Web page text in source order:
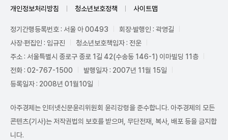
개인정보처리방침 청소년보호정책 사이트맵
정기간행등록번호 : 서울 아 00493
회장·발행인 : 곽영길
사장·편집인 : 임규진
청소년보호책임자 : 전운
주소 : 서울특별시 종로구 종로 1길 42(수송동 146-1) 이마빌딩 11층
전화 : 02-767-1500
발행일자 : 2007년 11월 15일
등록일자 : 2008년 01월10일
아주경제는 인터넷신문윤리위원회 윤리강령을 준수합니다. 아주경제의 모든
콘텐츠(기사)는 저작권법의 보호를 받으며, 무단전재, 복사, 배포 등을 금지합
니다.